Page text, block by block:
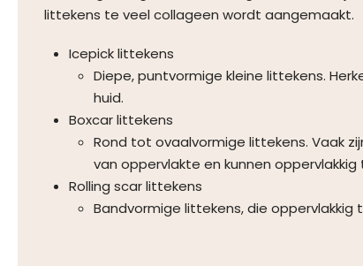
littekens te veel collageen wordt aangemaakt.
Icepick littekens
Diepe, puntvormige kleine littekens.
huid.
Boxcar littekens
Rond tot ovaalvormige littekens. Vaak
van oppervlakte en kunnen oppervlakkig
Rolling scar littekens
Bandvormige littekens, die oppervlakkig